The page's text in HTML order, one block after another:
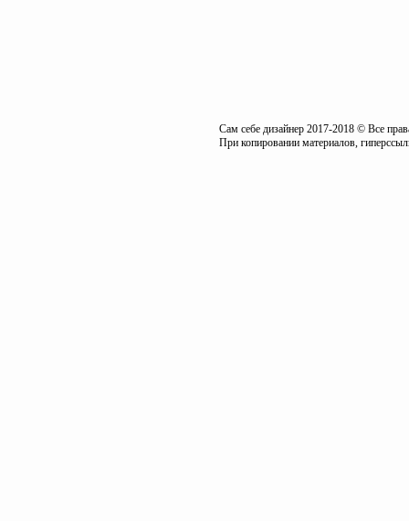
Сам себе дизайнер 2017-2018 © Все
При копировании материалов,